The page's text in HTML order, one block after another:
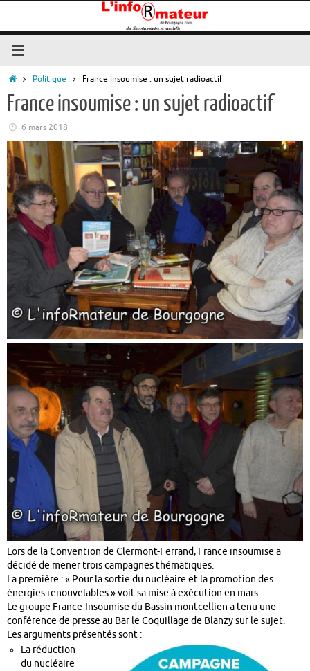
contenu
AccueilPolitique France insoumise : un sujet radioactif
France insoumise : un sujet radioactif
6 mars 2018
Lors de la Convention de Clermont-Ferrand, France insoumise a
décidé de mener trois campagnes thématiques.
La première : « Pour la sortie du nucléaire et la promotion des
énergies renouvelables » voit sa mise à exécution en mars.
Le groupe France-Insoumise du Bassin montcellien a tenu une
conférence de presse au Bar le Coquillage de Blanzy sur le sujet.
Les arguments présentés sont :
La réduction
du nucléaire